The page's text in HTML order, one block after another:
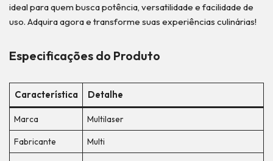
ideal para quem busca potência, versatilidade e facilidade de
uso. Adquira agora e transforme suas experiências culinárias!
Especificações do Produto
Característica Detalhe
Marca Multilaser
Fabricante Multi